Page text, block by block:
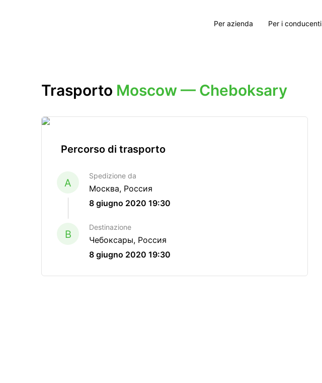
Per azienda Per i conducenti
Trasporto Moscow — Cheboksary
Percorso di trasporto
A
Spedizione da
Москва, Россия
8 giugno 2020 19:30
B
Destinazione
Чебоксары, Россия
8 giugno 2020 19:30